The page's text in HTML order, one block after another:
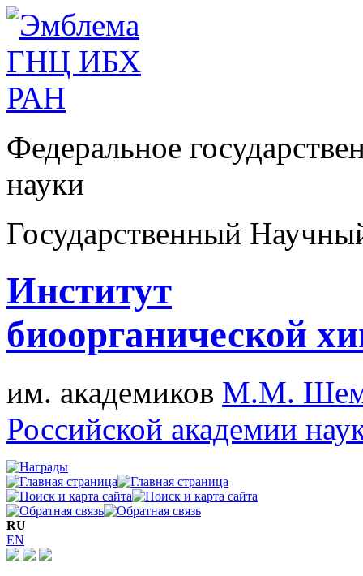
Федеральное
науки
Государственный
Институт
биоорганической
им. академиков М.М.
Российской академии
RU
EN